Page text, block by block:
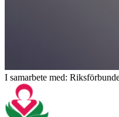
I samarbete med: